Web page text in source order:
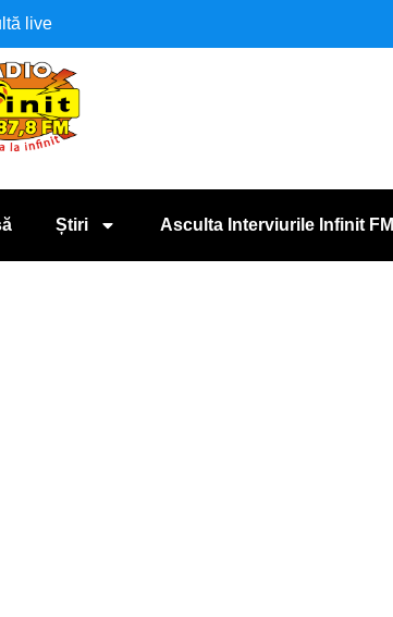
live
Știri Asculta Interviurile Infinit FM